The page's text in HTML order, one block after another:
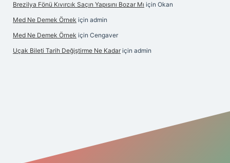
Brezilya Fönü Kıvırcık Saçın Yapısını Bozar Mı için Okan
Med Ne Demek Örnek için admin
Med Ne Demek Örnek için Cengaver
Uçak Bileti Tarih Değiştirme Ne Kadar için admin